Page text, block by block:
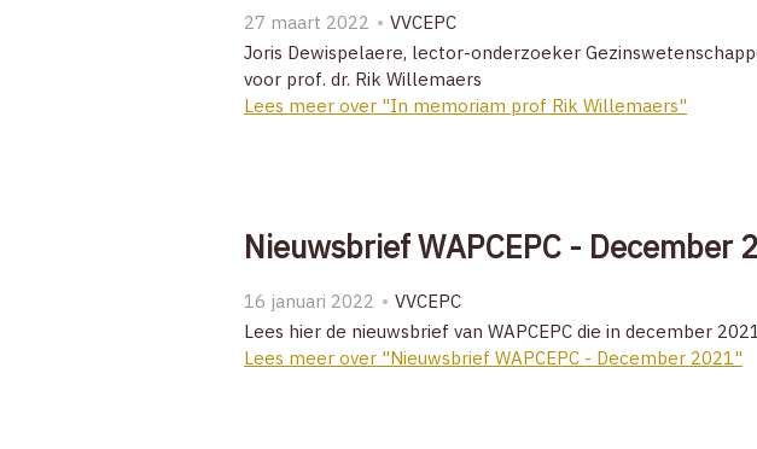
27 maart 2022
VVCEPC
Joris Dewispelaere, lector-onderzoeker
voor prof. dr. Rik Willemaers
Lees meer over "In memoriam prof Rik Willemaers"
Nieuwsbrief WAPCEPC - December
16 januari 2022
VVCEPC
Lees hier de nieuwsbrief van WAPCEPC die in december
Lees meer over "Nieuwsbrief WAPCEPC - December 2021"